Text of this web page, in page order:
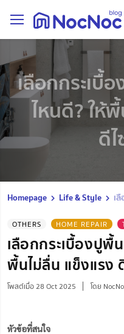
เลือกกระเบื้
ไหนดี? ให้
ดี
Homepage Life & Style เ
OTHERS HOME REPAIR
เลือกกระเบื้องปูพื้
พื้นไม่ลื่น แข็งแรง
โพสต์เมื่อ 28 Oct 2025 โดย
หัวข้อที่สนใจ